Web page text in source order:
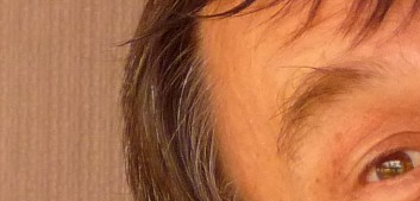
clown Ateliers